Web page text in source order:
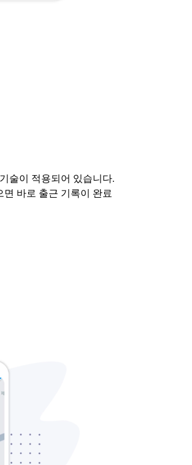
술이 적용되어 있습니다.
바로 출근 기록이 완료